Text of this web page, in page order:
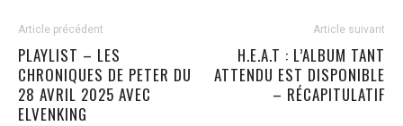
Article précédent
PLAYLIST – LES
CHRONIQUES DE PETER DU
28 AVRIL 2025 AVEC
ELVENKING
Article suivant
H.E.A.T : L’ALBUM TANT
ATTENDU EST DISPONIBLE
– RÉCAPITULATIF